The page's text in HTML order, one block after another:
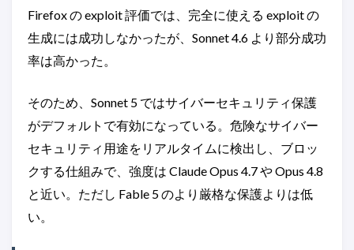
Firefox の exploit 評価では、完全に使える exploit の
生成には成功しなかったが、Sonnet 4.6 より部分成功
率は高かった。
そのため、Sonnet 5 ではサイバーセキュリティ保護
がデフォルトで有効になっている。危険なサイバー
セキュリティ用途をリアルタイムに検出し、ブロッ
クする仕組みで、強度は Claude Opus 4.7 や Opus 4.8
と近い。ただし Fable 5 のより厳格な保護よりは低
い。